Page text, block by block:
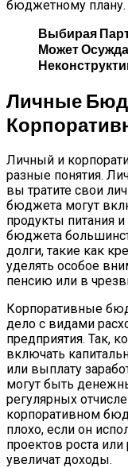
бюджетному плану.
Выбирая
Может
Личные
Личный и
разные понятия.
вы тратите свои
бюджета могут
продукты питания
бюджета
долги, такие как
уделять особое
пенсию или в
Корпоративные
дело с видами
предприятия. Так,
включать
или выплату
могут быть
регулярных
корпоративном
плохо, если он
проектов роста
увеличат доходы.